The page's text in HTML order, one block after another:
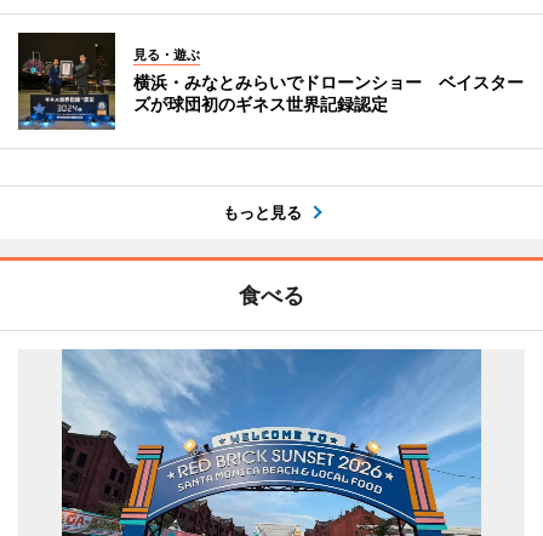
見る・遊ぶ
横浜・みなとみらいでドローンショー ベイスター
ズが球団初のギネス世界記録認定
もっと見る
食べる